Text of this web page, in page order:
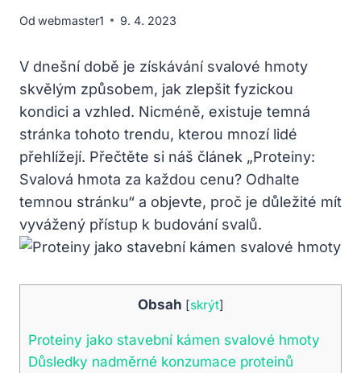
Od webmaster1 9. 4. 2023
V dnešní době je získávání svalové hmoty
skvělým způsobem, jak zlepšit fyzickou
kondici a vzhled. Nicméně, existuje temná
stránka tohoto trendu, kterou mnozí lidé
přehlížejí. Přečtěte si náš článek „Proteiny:
Svalová hmota za každou cenu? Odhalte
temnou stránku“ a objevte, proč je důležité mít
vyvážený přístup k budování svalů.
Obsah [skrýt]
Proteiny jako stavební kámen svalové hmoty
Důsledky nadměrné konzumace proteinů